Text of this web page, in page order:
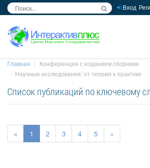
Вход
Главная
Конференция с изданием сборника
Научные исследования: от теории к практике
Список публикаций по ключевому
« 1 2 3 4 5 »